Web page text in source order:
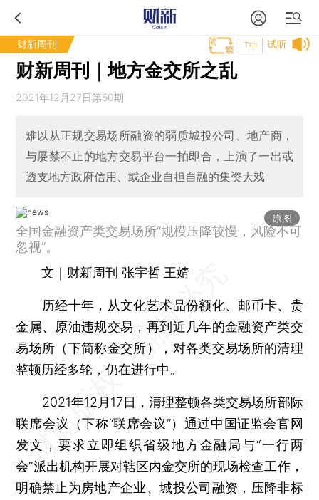
财新周刊 试听
T中
财新周刊｜地方金交所之乱
2021年12月27日第50期
难以从正规交易场所融资的弱质城投公司、地产商，
与屡禁不止的地方交易平台一拍即合，上演了一出或
透支地方政府信用、或企业自担自融的集资大戏
原图
全国金融资产类交易场所“规模压降较慢，风险不可
忽视”。
文｜财新周刊 张宇哲 王婧
历经十年，从文化艺术品份额化、邮币卡、贵
金属、原油违规交易，再到近几年的金融资产类交
易场所（下简称金交所），对各类交易场所的清理
整顿历经多轮，仍在进行中。
2021年12月17日，清理整顿各类交易场所部际
联席会议（下称“联席会议”）通过中国证监会官网
发文，要求立即组织省级地方金融局与“一行两
会”派出机构开展对辖区内金交所的现场检查工作，
明确禁止为房地产企业、城投公司融资，压降非标